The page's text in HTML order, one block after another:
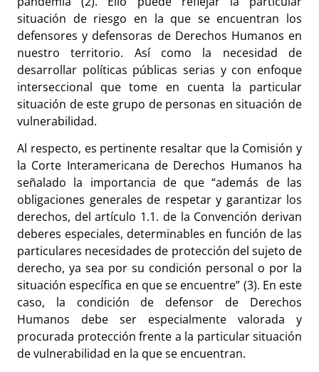
situación de riesgo en la que se encuentran los
defensores y defensoras de Derechos Humanos en
nuestro territorio. Así como la necesidad de
desarrollar políticas públicas serias y con enfoque
interseccional que tome en cuenta la particular
situación de este grupo de personas en situación de
vulnerabilidad.
Al respecto, es pertinente resaltar que la Comisión y
la Corte Interamericana de Derechos Humanos ha
señalado la importancia de que “además de las
obligaciones generales de respetar y garantizar los
derechos, del artículo 1.1. de la Convención derivan
deberes especiales, determinables en función de las
particulares necesidades de protección del sujeto de
derecho, ya sea por su condición personal o por la
situación específica en que se encuentre” (3). En este
caso, la condición de defensor de Derechos
Humanos debe ser especialmente valorada y
procurada protección frente a la particular situación
de vulnerabilidad en la que se encuentran.